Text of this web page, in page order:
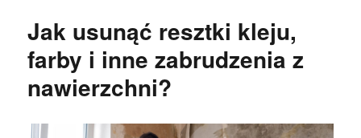
Jak usunąć resztki kleju,
farby i inne zabrudzenia z
nawierzchni?